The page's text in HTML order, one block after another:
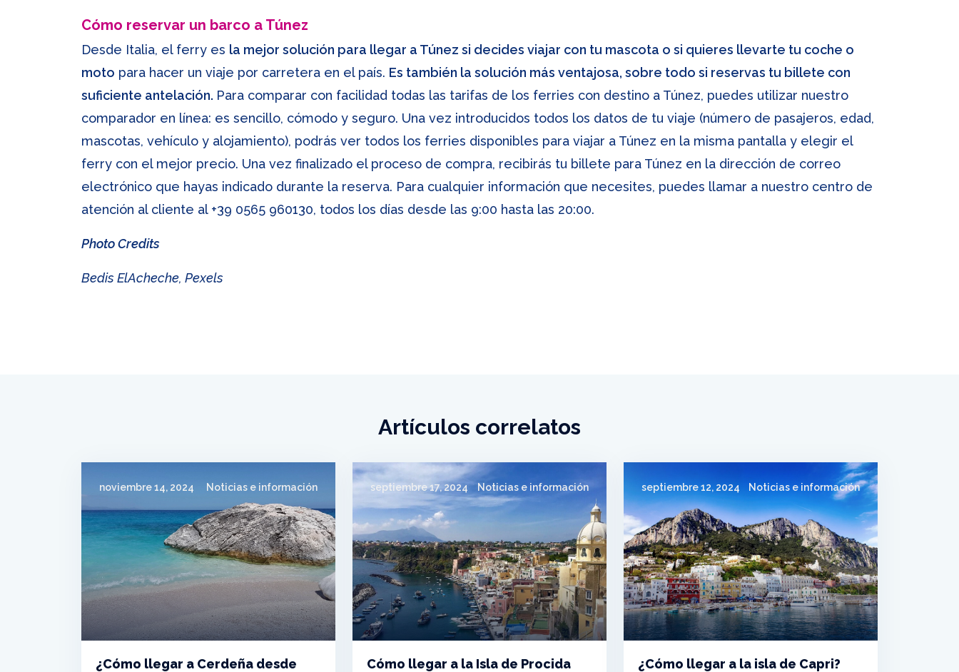
Cómo reservar un barco a Túnez
Desde Italia, el ferry es la mejor solución para llegar a Túnez si decides viajar con tu mascota o si quieres llevarte tu coche o
moto para hacer un viaje por carretera en el país. Es también la solución más ventajosa, sobre todo si reservas tu billete con
suficiente antelación. Para comparar con facilidad todas las tarifas de los ferries con destino a Túnez, puedes utilizar nuestro
comparador en línea: es sencillo, cómodo y seguro. Una vez introducidos todos los datos de tu viaje (número de pasajeros, edad,
mascotas, vehículo y alojamiento), podrás ver todos los ferries disponibles para viajar a Túnez en la misma pantalla y elegir el
ferry con el mejor precio. Una vez finalizado el proceso de compra, recibirás tu billete para Túnez en la dirección de correo
electrónico que hayas indicado durante la reserva. Para cualquier información que necesites, puedes llamar a nuestro centro de
atención al cliente al +39 0565 960130, todos los días desde las 9:00 hasta las 20:00.
Photo Credits
Bedis ElAcheche, Pexels
Artículos correlatos
noviembre 14, 2024 Noticias e información
¿Cómo llegar a Cerdeña desde
septiembre 17, 2024 Noticias e información
Cómo llegar a la Isla de Procida
septiembre 12, 2024 Noticias e información
¿Cómo llegar a la isla de Capri?